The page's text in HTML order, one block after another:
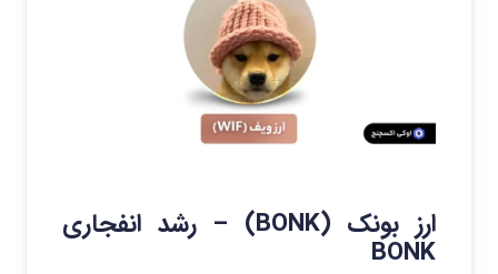
ارز بونک (BONK) – رشد انفجاری
BONK